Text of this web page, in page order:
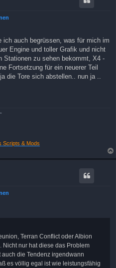
ich auch begrüssen, was für mich im
Engine und toller Grafik und nicht
Stationen zu sehen bekommt, X4 -
Fortsetzung für ein neuerer Teil
die Tore sich abstellen.. nun ja ..
Scripts & Mods
Terran Conflict oder Albion
Nicht nur hat diese das Problem
die Tendenz irgendwann
es völlig egal ist wie leistungsfähig